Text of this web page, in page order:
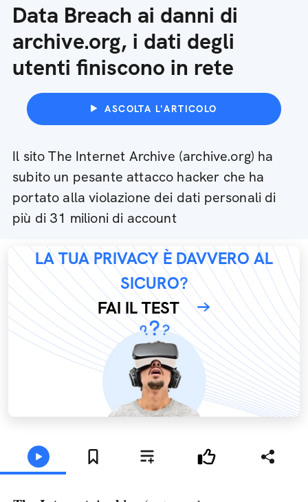
Data Breach ai danni di
archive.org, i dati degli
utenti finiscono in rete
ASCOLTA L'ARTICOLO
Il sito The Internet Archive (archive.org) ha
subito un pesante attacco hacker che ha
portato alla violazione dei dati personali di
più di 31 milioni di account
LA TUA PRIVACY È DAVVERO AL
SICURO?
FAI IL TEST